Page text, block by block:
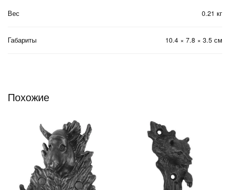
Вес 0.21 кг
Габариты 10.4 × 7.8 × 3.5 см
Похожие